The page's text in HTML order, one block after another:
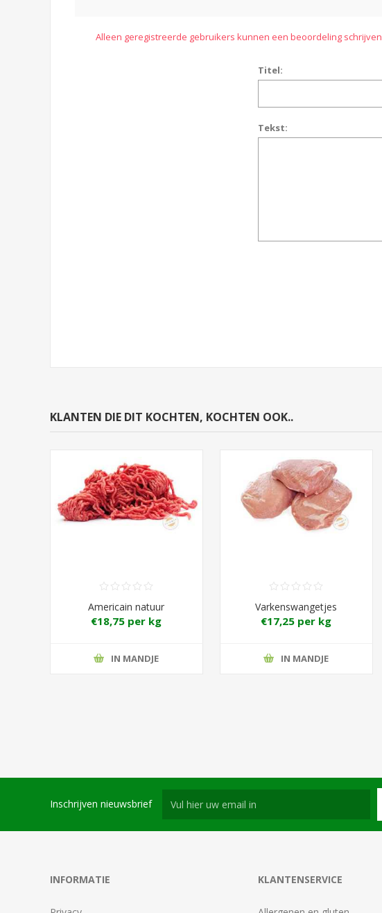
Alleen geregistreerde gebruikers kunnen een beoordeling schrijven
Titel:
Tekst:
KLANTEN DIE DIT KOCHTEN, KOCHTEN OOK..
Americain natuur
€18,75 per kg
IN MANDJE
Varkenswangetjes
€17,25 per kg
IN MANDJE
Inschrijven nieuwsbrief
INFORMATIE KLANTENSERVICE